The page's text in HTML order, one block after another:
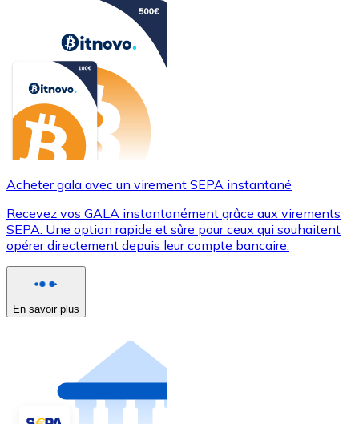
Acheter gala avec un virement SEPA instantané
Recevez vos GALA instantanément grâce aux virements
SEPA. Une option rapide et sûre pour ceux qui souhaitent
opérer directement depuis leur compte bancaire.
En savoir plus